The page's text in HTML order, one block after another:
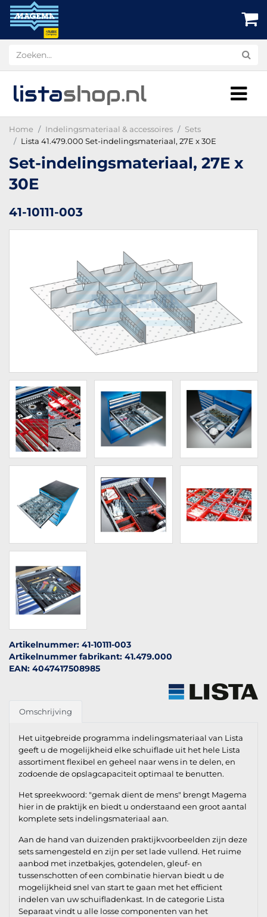
listashop.nl
Home Indelingsmateriaal & accessoires
Sets
Lista 41.479.000 Set-indelingsmateriaal, 27E x 30E
Set-indelingsmateriaal, 27E x
30E
41-10111-003
Artikelnummer: 41-10111-003
Artikelnummer fabrikant: 41.479.000
EAN: 4047417508985
Omschrijving
Het uitgebreide programma indelingsmateriaal van Lista
geeft u de mogelijkheid elke schuiflade uit het hele Lista
assortiment flexibel en geheel naar wens in te delen, en
zodoende de opslagcapaciteit optimaal te benutten.
Het spreekwoord: "gemak dient de mens" brengt Magema
hier in de praktijk en biedt u onderstaand een groot aantal
komplete sets indelingsmateriaal aan.
Aan de hand van duizenden praktijkvoorbeelden zijn deze
sets samengesteld en zijn per set lade vullend. Het ruime
aanbod met inzetbakjes, gotendelen, gleuf- en
tussenschotten of een combinatie hiervan biedt u de
mogelijkheid snel van start te gaan met het efficient
indelen van uw schuifladenkast. In de categorie Lista
Separaat vindt u alle losse componenten van het